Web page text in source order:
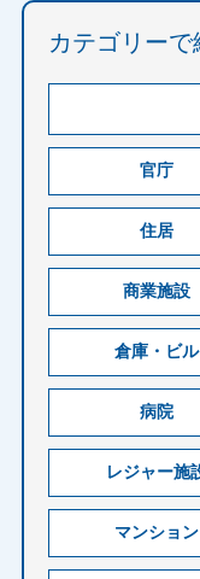
カテゴリーで
官庁
住居
商業施設
倉庫・ビル
病院
レジャー施
マンション